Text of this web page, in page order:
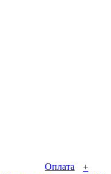
Оплата
+